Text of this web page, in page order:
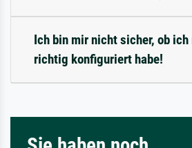
Ich bin mir nicht sicher, ob
richtig konfiguriert habe!